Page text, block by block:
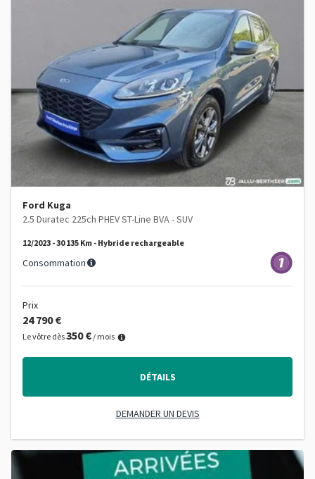
Ford Kuga
2.5 Duratec 225ch PHEV ST-Line BVA - SUV
12/2023 - 30 135 Km - Hybride rechargeable
Consommation
Prix
24 790 €
Le vôtre dès350 € / mois
DÉTAILS
DEMANDER UN DEVIS